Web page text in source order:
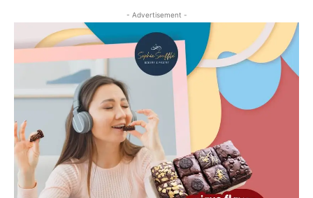
- Advertisement -